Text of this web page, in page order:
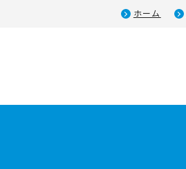
ホーム